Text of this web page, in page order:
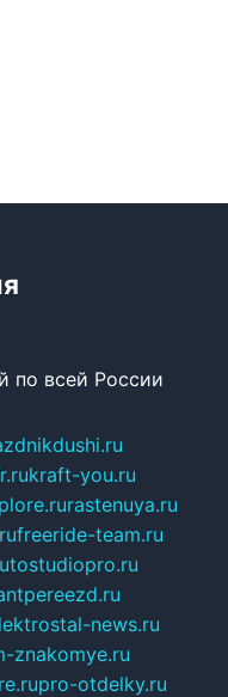
по всей России
kraft-you.ru
rastenuya.ru
freeride-team.ru
news.ru
znakomye.ru
pro-otdelky.ru